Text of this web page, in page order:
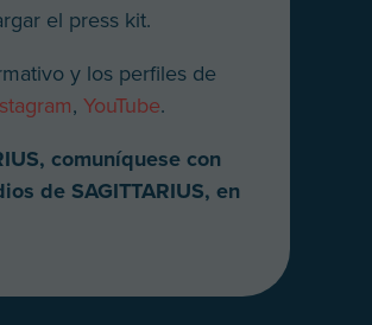
el press kit.
y los perfiles de
, YouTube.
comuníquese con
de SAGITTARIUS, en